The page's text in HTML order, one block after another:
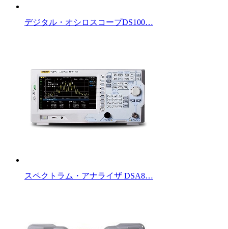
デジタル・オシロスコープDS100…
スペクトラム・アナライザ DSA8…